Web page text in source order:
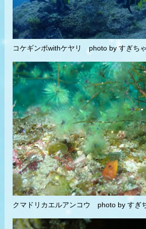
コケギンポwithケヤリ photo by すぎち
クマドリカエルアンコウ photo by すぎ